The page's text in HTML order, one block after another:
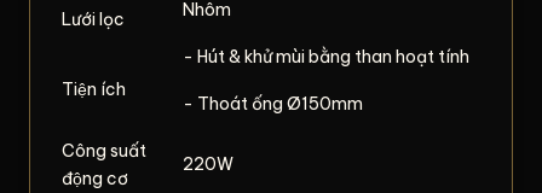
Lưới lọc Nhôm
Tiện ích
- Hút & khử mùi bằng than hoạt tính
- Thoát ống Ø150mm
Công suất
động cơ
220W